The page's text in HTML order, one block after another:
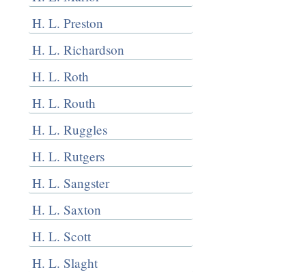
H. L. Preston
H. L. Richardson
H. L. Roth
H. L. Routh
H. L. Ruggles
H. L. Rutgers
H. L. Sangster
H. L. Saxton
H. L. Scott
H. L. Slaght